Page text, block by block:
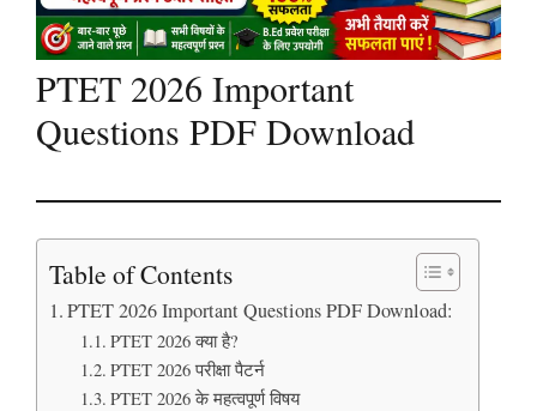
PTET 2026 Important
Questions PDF Download
Table of Contents
PTET 2026 Important Questions PDF Download:
PTET 2026 क्या है?
PTET 2026 परीक्षा पैटर्न
PTET 2026 के महत्वपूर्ण विषय